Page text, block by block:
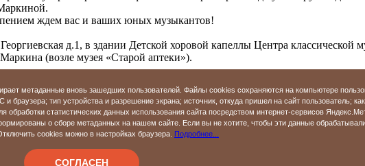
ждем вас и ваших юных музыкантов!
д.1, в здании Детской хоровой капеллы Центра классической
(возле музея «Старой аптеки»).
00 (Маркина Елена Владимировна)
77 (Прокушкина Татьяна Александровна)
метаданные вновь зашедших пользователей. Файлы cookies сохраняются на компьютере
браузера; тип устройства и разрешение экрана; источник, откуда пришел на сайт пользователь;
статистических данных использования сайта посредством интернет-сервисов
о сборе метаданных на нашем сайте. Если вы не хотите, чтобы эти данные
cookies можно в настройках браузера. Подробнее...
СОГЛАСЕН